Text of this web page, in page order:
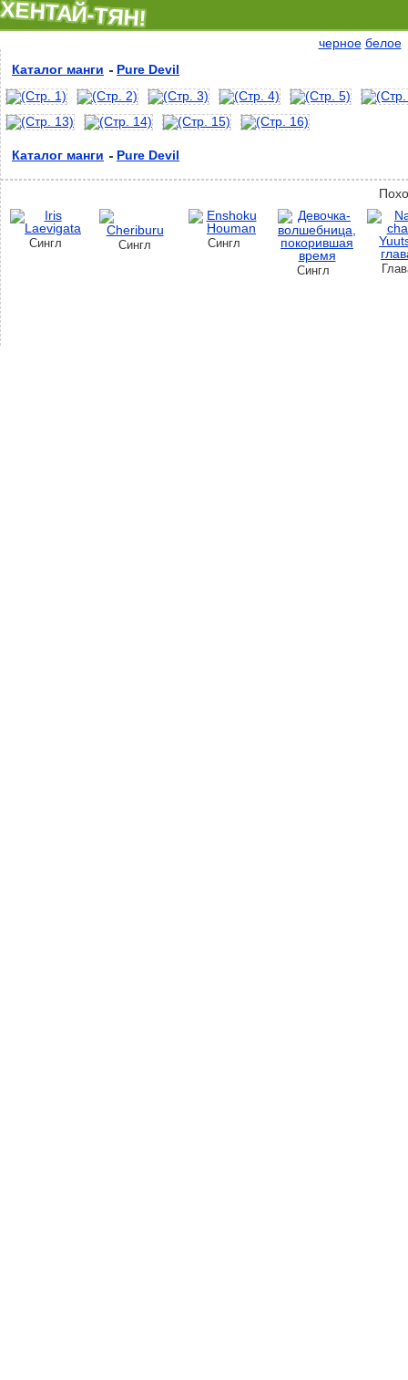
ХЕНТАЙ-ТЯН!
черное белое
Каталог манги
Pure Devil
Каталог манги Pure Devil
Сингл Сингл
Сингл
Сингл